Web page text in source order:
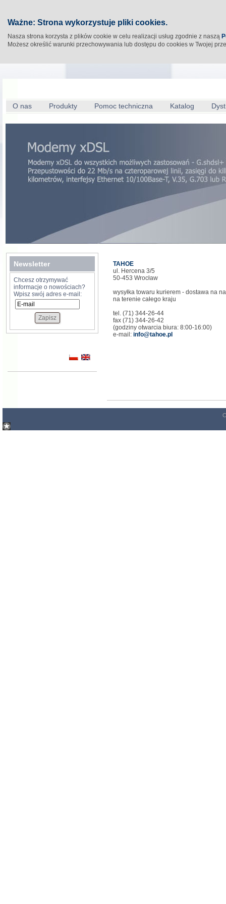
Ważne: Strona wykorzystuje pliki cookies.
Nasza strona korzysta z plików cookie w celu realizacji usług zgodnie z naszą
Możesz określić warunki przechowywania lub dostępu do cookies w Twojej
O nas Produkty Pomoc techniczna Katalog
Newsletter
Chcesz otrzymywać
informacje o nowościach?
Wpisz swój adres e-mail:
TAHOE
ul. Hercena 3/5
50-453 Wrocław
wysyłka towaru kurierem - dostawa na
na terenie całego kraju
tel. (71) 344-26-44
fax (71) 344-26-42
(godziny otwarcia biura: 8:00-16:00)
e-mail: info@tahoe.pl